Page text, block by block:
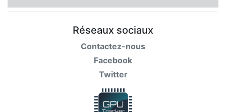
Réseaux sociaux
Contactez-nous
Facebook
Twitter